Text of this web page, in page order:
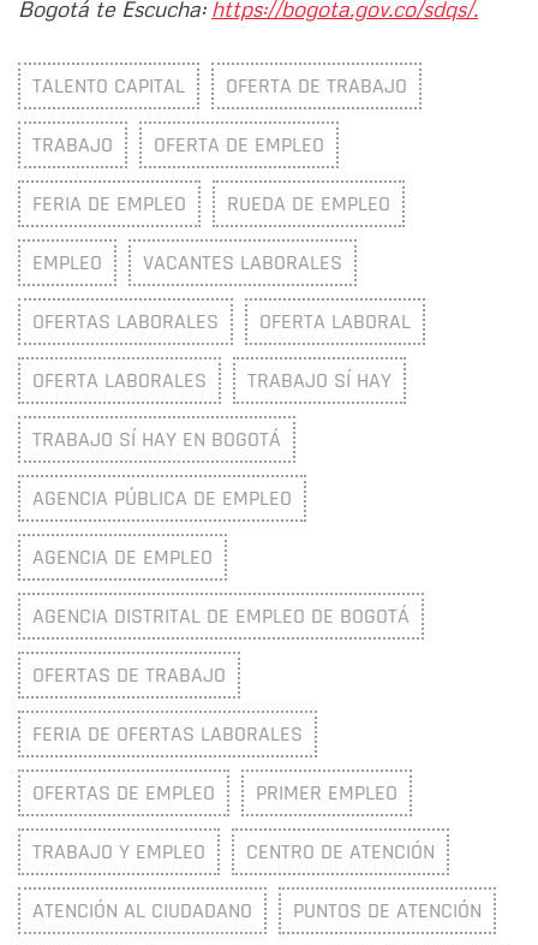
Bogotá te Escucha: https://bogota.gov.co/sdqs/.
TALENTO CAPITAL OFERTA DE TRABAJO
TRABAJO OFERTA DE EMPLEO
FERIA DE EMPLEO RUEDA DE EMPLEO
EMPLEO VACANTES LABORALES
OFERTAS LABORALES OFERTA LABORAL
OFERTA LABORALES TRABAJO SÍ HAY
TRABAJO SÍ HAY EN BOGOTÁ
AGENCIA PÚBLICA DE EMPLEO
AGENCIA DE EMPLEO
AGENCIA DISTRITAL DE EMPLEO DE BOGOTÁ
OFERTAS DE TRABAJO
FERIA DE OFERTAS LABORALES
OFERTAS DE EMPLEO PRIMER EMPLEO
TRABAJO Y EMPLEO CENTRO DE ATENCIÓN
ATENCIÓN AL CIUDADANO PUNTOS DE ATENCIÓN